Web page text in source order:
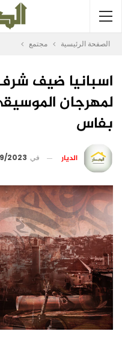
الصفحة الرئيسية مجتمع
لمهرجان
بفاس
الديار في - 16:58